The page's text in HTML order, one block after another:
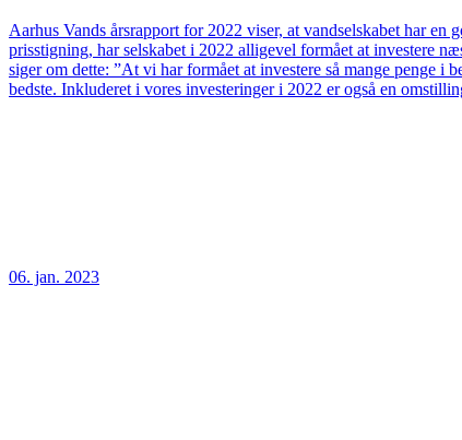
Aarhus Vands årsrapport for 2022 viser, at vandselskabet har
prisstigning, har selskabet i 2022 alligevel formået at investere
siger om dette: ”At vi har formået at investere så mange penge i
bedste. Inkluderet i vores investeringer i 2022 er også en
06. jan. 2023